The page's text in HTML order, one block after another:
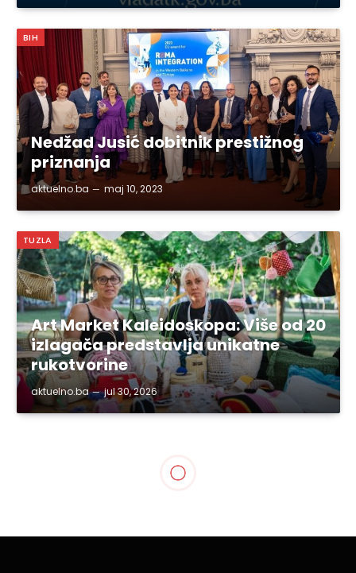
BIH
Nedžad Jusić dobitnik prestižnog
priznanja
aktuelno.ba maj 10, 2023
TUZLA
Art Market Kaleidoskopa: Više od 20
izlagača predstavlja unikatne
rukotvorine
aktuelno.ba jul 30, 2026
Podrška u donošenju